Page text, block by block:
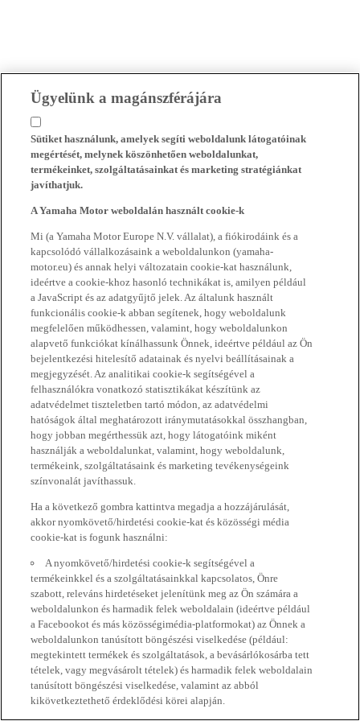
Ügyelünk a magánszférájára
Sütiket használunk, amelyek segíti weboldalunk látogatóinak
megértését, melynek köszönhetően weboldalunkat,
termékeinket, szolgáltatásainkat és marketing stratégiánkat
javíthatjuk.
A Yamaha Motor weboldalán használt cookie-k
Mi (a Yamaha Motor Europe N.V. vállalat), a fiókirodáink és a
kapcsolódó vállalkozásaink a weboldalunkon (yamaha-
motor.eu) és annak helyi változatain cookie-kat használunk,
ideértve a cookie-khoz hasonló technikákat is, amilyen például
a JavaScript és az adatgyűjtő jelek. Az általunk használt
funkcionális cookie-k abban segítenek, hogy weboldalunk
megfelelően működhessen, valamint, hogy weboldalunkon
alapvető funkciókat kínálhassunk Önnek, ideértve például az Ön
bejelentkezési hitelesítő adatainak és nyelvi beállításainak a
megjegyzését. Az analitikai cookie-k segítségével a
felhasználókra vonatkozó statisztikákat készítünk az
adatvédelmet tiszteletben tartó módon, az adatvédelmi
hatóságok által meghatározott iránymutatásokkal összhangban,
hogy jobban megérthessük azt, hogy látogatóink miként
használják a weboldalunkat, valamint, hogy weboldalunk,
termékeink, szolgáltatásaink és marketing tevékenységeink
színvonalát javíthassuk.
Ha a következő gombra kattintva megadja a hozzájárulását,
akkor nyomkövető/hirdetési cookie-kat és közösségi média
cookie-kat is fogunk használni:
A nyomkövető/hirdetési cookie-k segítségével a
termékeinkkel és a szolgáltatásainkkal kapcsolatos, Önre
szabott, releváns hirdetéseket jelenítünk meg az Ön számára a
weboldalunkon és harmadik felek weboldalain (ideértve például
a Facebookot és más közösségimédia-platformokat) az Önnek a
weboldalunkon tanúsított böngészési viselkedése (például:
megtekintett termékek és szolgáltatások, a bevásárlókosárba tett
tételek, vagy megvásárolt tételek) és harmadik felek weboldalain
tanúsított böngészési viselkedése, valamint az abból
kikövetkeztethető érdeklődési körei alapján.